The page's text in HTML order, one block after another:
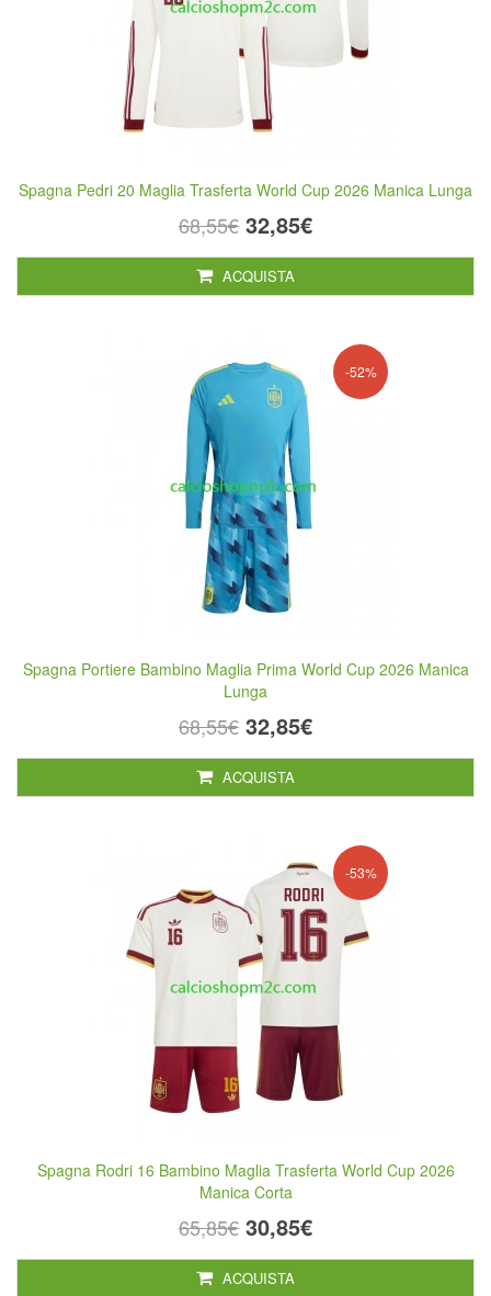
Spagna Pedri 20 Maglia Trasferta World Cup 2026 Manica Lunga
68,55€ 32,85€
ACQUISTA
-52%
Spagna Portiere Bambino Maglia Prima World Cup 2026 Manica
Lunga
68,55€ 32,85€
ACQUISTA
-53%
Spagna Rodri 16 Bambino Maglia Trasferta World Cup 2026
Manica Corta
65,85€ 30,85€
ACQUISTA